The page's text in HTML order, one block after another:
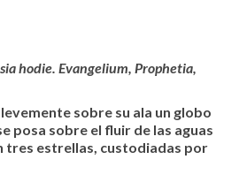
hodie. Evangelium, Prophetia,
sobre su ala un globo
posa sobre el fluir de las aguas
tres estrellas, custodiadas por